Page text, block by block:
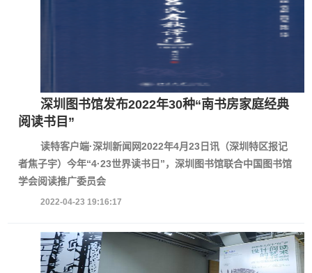
深圳图书馆发布2022年30种“南书房家庭经典
阅读书目”
读特客户端·深圳新闻网2022年4月23日讯（深圳特区报记
者焦子宇）今年“4·23世界读书日”，深圳图书馆联合中国图书馆
学会阅读推广委员会
2022-04-23 19:16:17